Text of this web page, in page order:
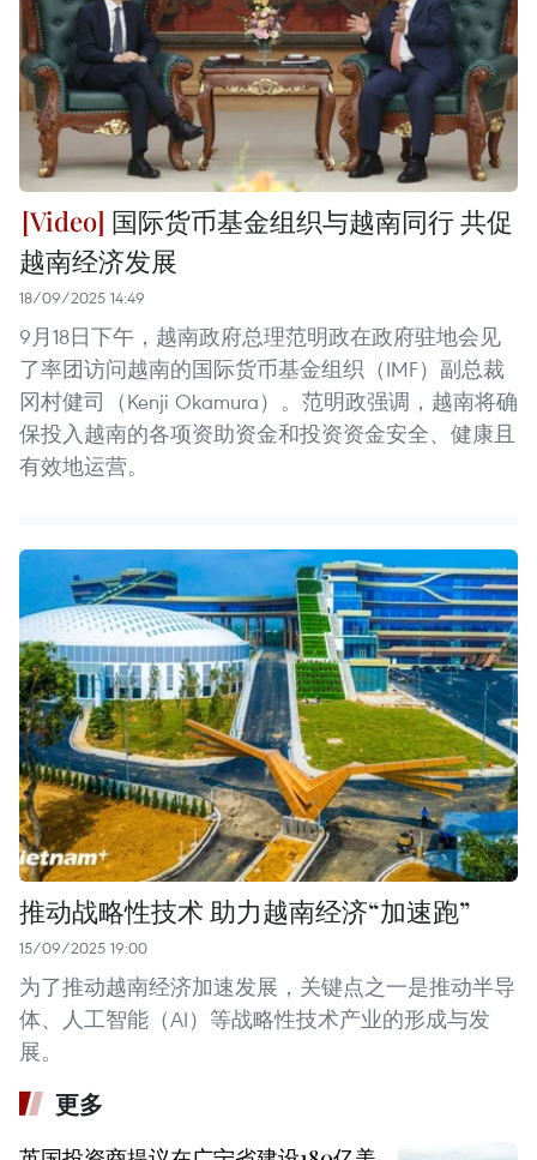
国际货币基金组织与越南同行 共促
越南经济发展
18/09/2025 14:49
9月18日下午，越南政府总理范明政在政府驻地会见
了率团访问越南的国际货币基金组织（IMF）副总裁
冈村健司（Kenji Okamura）。范明政强调，越南将确
保投入越南的各项资助资金和投资资金安全、健康且
有效地运营。
推动战略性技术 助力越南经济“加速跑”
15/09/2025 19:00
为了推动越南经济加速发展，关键点之一是推动半导
体、人工智能（AI）等战略性技术产业的形成与发
展。
更多